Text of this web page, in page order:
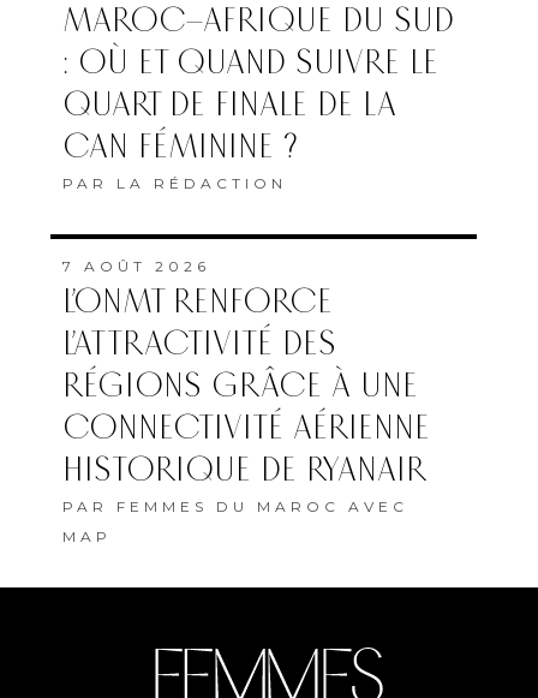
MAROC–AFRIQUE DU SUD
: OÙ ET QUAND SUIVRE LE
QUART DE FINALE DE LA
CAN FÉMININE ?
PAR LA RÉDACTION
7 AOÛT 2026
L’ONMT RENFORCE
L’ATTRACTIVITÉ DES
RÉGIONS GRÂCE À UNE
CONNECTIVITÉ AÉRIENNE
HISTORIQUE DE RYANAIR
PAR FEMMES DU MAROC AVEC
MAP